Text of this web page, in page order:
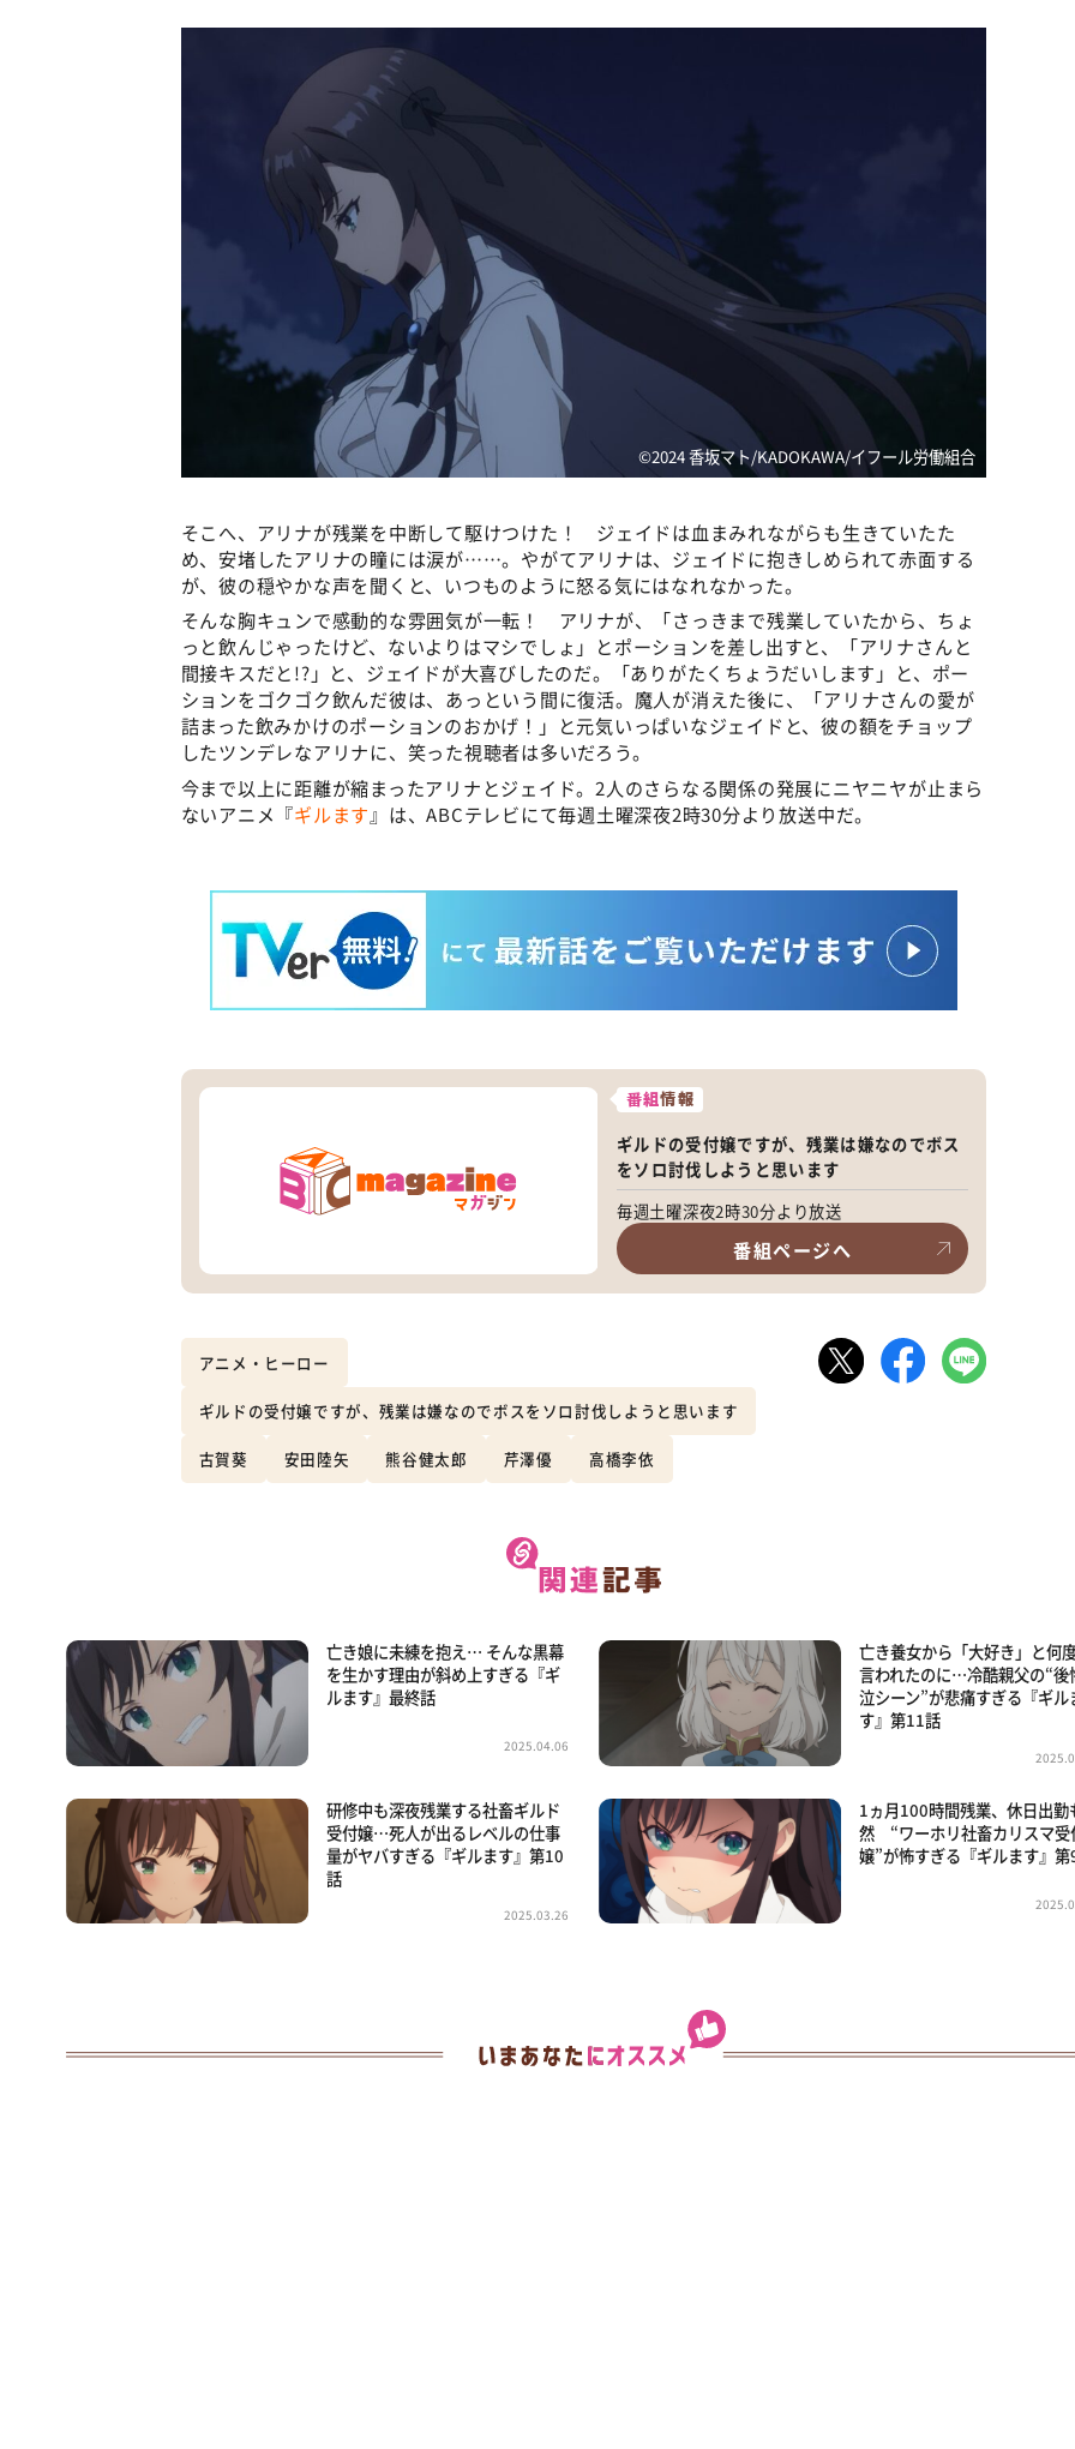
©2024 香坂マト/KADOKAWA/イフール労働組合
そこへ、アリナが残業を中断して駆けつけた！ ジェイドは血まみれながらも生きていたた
め、安堵したアリナの瞳には涙が……。やがてアリナは、ジェイドに抱きしめられて赤面する
が、彼の穏やかな声を聞くと、いつものように怒る気にはなれなかった。
そんな胸キュンで感動的な雰囲気が一転！ アリナが、「さっきまで残業していたから、ちょ
っと飲んじゃったけど、ないよりはマシでしょ」とポーションを差し出すと、「アリナさんと
間接キスだと!?」と、ジェイドが大喜びしたのだ。「ありがたくちょうだいします」と、ポー
ションをゴクゴク飲んだ彼は、あっという間に復活。魔人が消えた後に、「アリナさんの愛が
詰まった飲みかけのポーションのおかげ！」と元気いっぱいなジェイドと、彼の額をチョップ
したツンデレなアリナに、笑った視聴者は多いだろう。
今まで以上に距離が縮まったアリナとジェイド。2人のさらなる関係の発展にニヤニヤが止まら
ないアニメ『ギルます 』は、ABCテレビにて毎週土曜深夜2時30分より放送中だ。
番組情報
ギルドの受付嬢ですが、残業は嫌なのでボス
をソロ討伐しようと思います
毎週土曜深夜2時30分より放送
番組ページへ
アニメ・ヒーロー
ギルドの受付嬢ですが、残業は嫌なのでボスをソロ討伐しようと思います
古賀葵 安田陸矢 熊谷健太郎 芹澤優 高橋李依
亡き娘に未練を抱え… そんな黒幕
を生かす理由が斜め上すぎる『ギ
ルます』最終話
2025.04.06
亡き養女から「大好き」と何
言われたのに…冷酷親父の“後
泣シーン”が悲痛すぎる『ギル
す』第11話
研修中も深夜残業する社畜ギルド
受付嬢…死人が出るレベルの仕事
量がヤバすぎる『ギルます』第10
話
2025.03.26
1ヵ月100時間残業、休日出勤
然 “ワーホリ社畜カリスマ受
嬢”が怖すぎる『ギルます』第